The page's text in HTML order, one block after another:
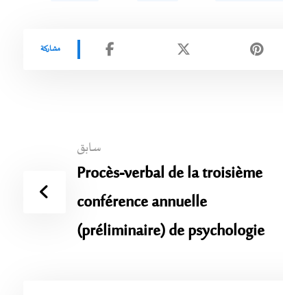
سابق
Procès-verbal de la troisième
conférence annuelle
(préliminaire) de psychologie